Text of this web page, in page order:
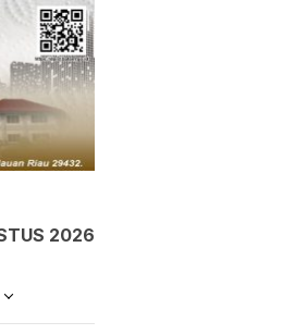
2026